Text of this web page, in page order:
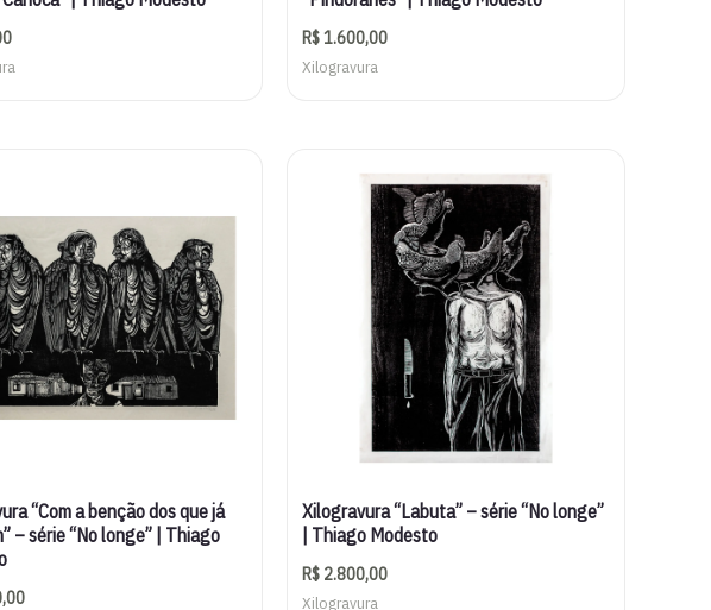
R$1.600,00
Xilogravura
“Com a benção dos que já
– série “No longe” | Thiago
Xilogravura “Labuta” – série “No longe”
| Thiago Modesto
R$ 2.800,00
Xilogravura